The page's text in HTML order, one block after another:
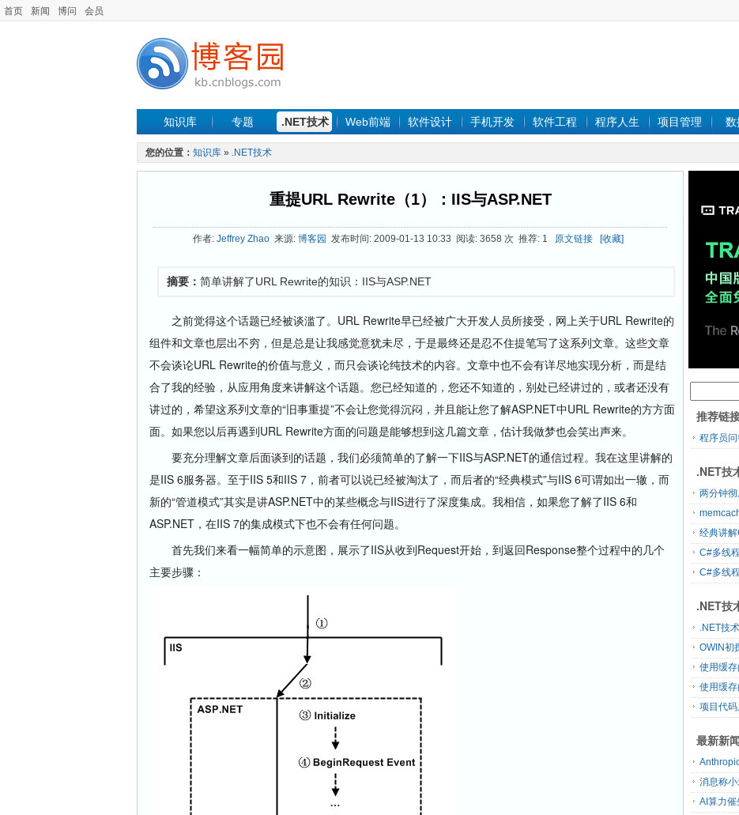
首页 新闻 博问 会员
知识库 专题 .NET技术 Web前端 软件设计 手机开发 软件工程 程序人生 项目管理 数
您的位置： 知识库 » .NET技术
重提URL Rewrite（1）：IIS与ASP.NET
作者: Jeffrey Zhao来源: 博客园 发布时间: 2009-01-13 10:33 阅读: 3658 次 推荐: 1 原文链接 [收藏]
摘要： 简单讲解了URL Rewrite的知识：IIS与ASP.NET
之前觉得这个话题已经被谈滥了。URL Rewrite早已经被广大开发人员所接受，网上关于URL Rewrite的
组件和文章也层出不穷，但是总是让我感觉意犹未尽，于是最终还是忍不住提笔写了这系列文章。这些文章
不会谈论URL Rewrite的价值与意义，而只会谈论纯技术的内容。文章中也不会有详尽地实现分析，而是结
合了我的经验，从应用角度来讲解这个话题。您已经知道的，您还不知道的，别处已经讲过的，或者还没有
讲过的，希望这系列文章的“旧事重提”不会让您觉得沉闷，并且能让您了解ASP.NET中URL Rewrite的方方面
面。如果您以后再遇到URL Rewrite方面的问题是能够想到这几篇文章，估计我做梦也会笑出声来。
要充分理解文章后面谈到的话题，我们必须简单的了解一下IIS与ASP.NET的通信过程。我在这里讲解的
是IIS 6服务器。至于IIS 5和IIS 7，前者可以说已经被淘汰了，而后者的“经典模式”与IIS 6可谓如出一辙，而
新的“管道模式”其实是讲ASP.NET中的某些概念与IIS进行了深度集成。我相信，如果您了解了IIS 6和
ASP.NET，在IIS 7的集成模式下也不会有任何问题。
首先我们来看一幅简单的示意图，展示了IIS从收到Request开始，到返回Response整个过程中的几个
主要步骤：
推荐链
程序员
.NET技
两分钟
经典讲
C#多线
C#多线
.NET技
.NET技
OWIN初
使用缓存
使用缓存
项目代
最新新
AI算力